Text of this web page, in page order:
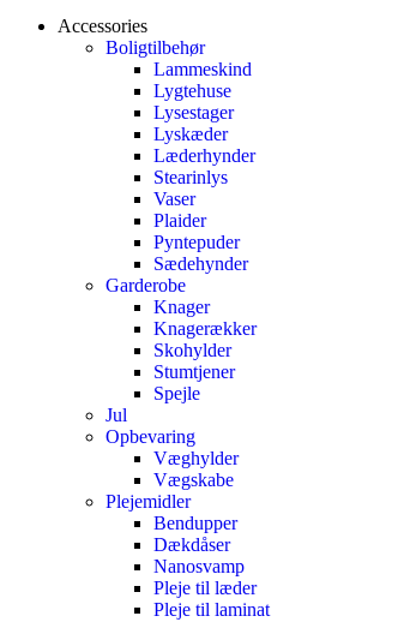
Accessories
Boligtilbehør
Lammeskind
Lygtehuse
Lysestager
Lyskæder
Læderhynder
Stearinlys
Vaser
Plaider
Pyntepuder
Sædehynder
Garderobe
Knager
Knagerækker
Skohylder
Stumtjener
Spejle
Jul
Opbevaring
Væghylder
Vægskabe
Plejemidler
Bendupper
Dækdåser
Nanosvamp
Pleje til læder
Pleje til laminat